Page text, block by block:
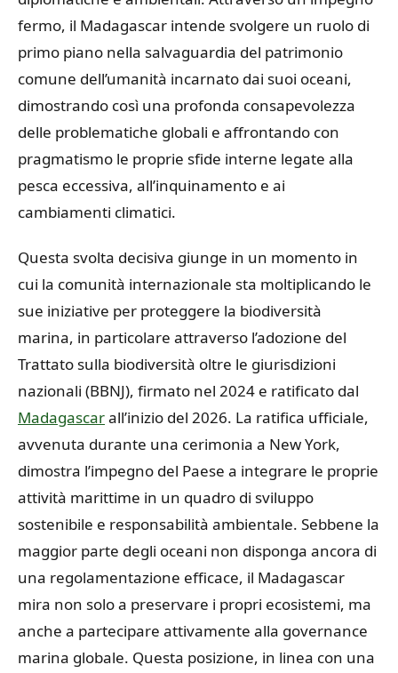
fermo, il Madagascar intende svolgere un ruolo di
primo piano nella salvaguardia del patrimonio
comune dell’umanità incarnato dai suoi oceani,
dimostrando così una profonda consapevolezza
delle problematiche globali e affrontando con
pragmatismo le proprie sfide interne legate alla
pesca eccessiva, all’inquinamento e ai
cambiamenti climatici.
Questa svolta decisiva giunge in un momento in
cui la comunità internazionale sta moltiplicando le
sue iniziative per proteggere la biodiversità
marina, in particolare attraverso l’adozione del
Trattato sulla biodiversità oltre le giurisdizioni
nazionali (BBNJ), firmato nel 2024 e ratificato dal
Madagascarall’inizio del 2026. La ratifica ufficiale,
avvenuta durante una cerimonia a New York,
dimostra l’impegno del Paese a integrare le proprie
attività marittime in un quadro di sviluppo
sostenibile e responsabilità ambientale. Sebbene la
maggior parte degli oceani non disponga ancora di
una regolamentazione efficace, il Madagascar
mira non solo a preservare i propri ecosistemi, ma
anche a partecipare attivamente alla governance
marina globale. Questa posizione, in linea con una